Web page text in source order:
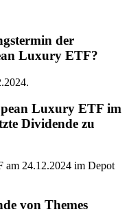
der
Luxury ETF?
Luxury ETF im
Dividende zu
am 24.12.2024 im Depot
von Themes